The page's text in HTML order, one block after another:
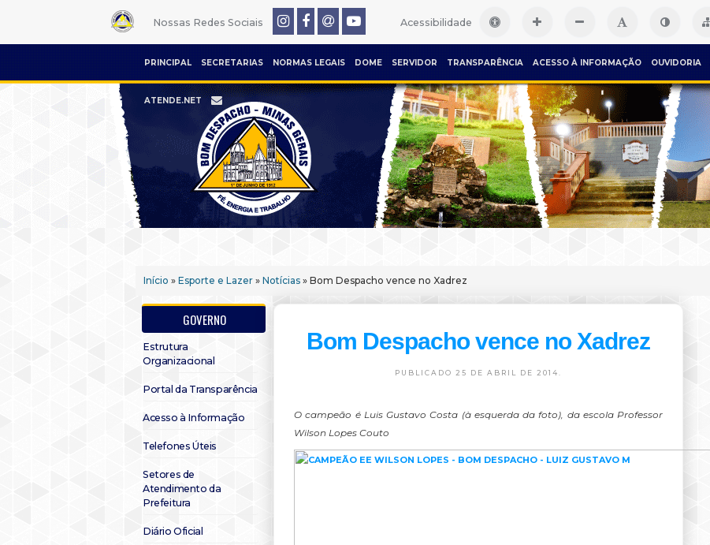
Nossas Redes Sociais Acessibilidade
PRINCIPAL SECRETARIAS NORMAS LEGAIS DOME SERVIDOR TRANSPARÊNCIA ACESSO À INFORMAÇÃO OUVIDORIA
ATENDE.NET
Início » Esporte e Lazer » Notícias » Bom Despacho vence no Xadrez
GOVERNO
Estrutura
Organizacional
Portal da Transparência
Acesso à Informação
Telefones Úteis
Setores de
Atendimento da
Prefeitura
Diário Oficial
Bom Despacho vence no Xadrez
PUBLICADO 25 DE ABRIL DE 2014.
O campeão é Luis Gustavo Costa (à esquerda da foto), da escola Professor
Wilson Lopes Couto